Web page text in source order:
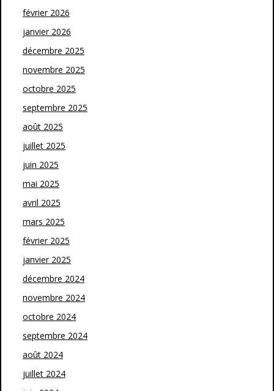
février 2026
janvier 2026
décembre 2025
novembre 2025
octobre 2025
septembre 2025
août 2025
juillet 2025
juin 2025
mai 2025
avril 2025
mars 2025
février 2025
janvier 2025
décembre 2024
novembre 2024
octobre 2024
septembre 2024
août 2024
juillet 2024